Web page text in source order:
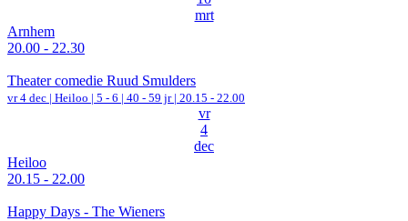
mrt
Arnhem
20.00 - 22.30
Theater comedie Ruud Smulders
vr 4 dec | Heiloo | 5 - 6 | 40 - 59 jr | 20.15 - 22.00
vr
4
dec
Heiloo
20.15 - 22.00
Happy Days - The Wieners